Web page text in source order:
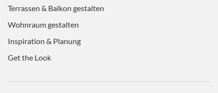
Terrassen & Balkon gestalten
Wohnraum gestalten
Inspiration & Planung
Get the Look